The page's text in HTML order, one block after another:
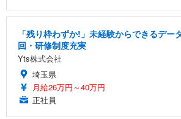
「残り枠わずか!」未経験からできるデー
回・研修制度充実
Yts株式会社
埼玉県
月給26万円～40万円
正社員